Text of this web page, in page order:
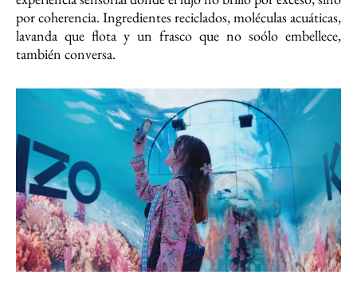
por coherencia. Ingredientes reciclados, moléculas acuáticas,
lavanda que flota y un frasco que no soólo embellece,
también conversa.